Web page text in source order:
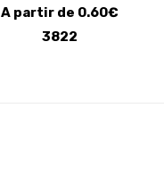
A partir de 0.60€
3822